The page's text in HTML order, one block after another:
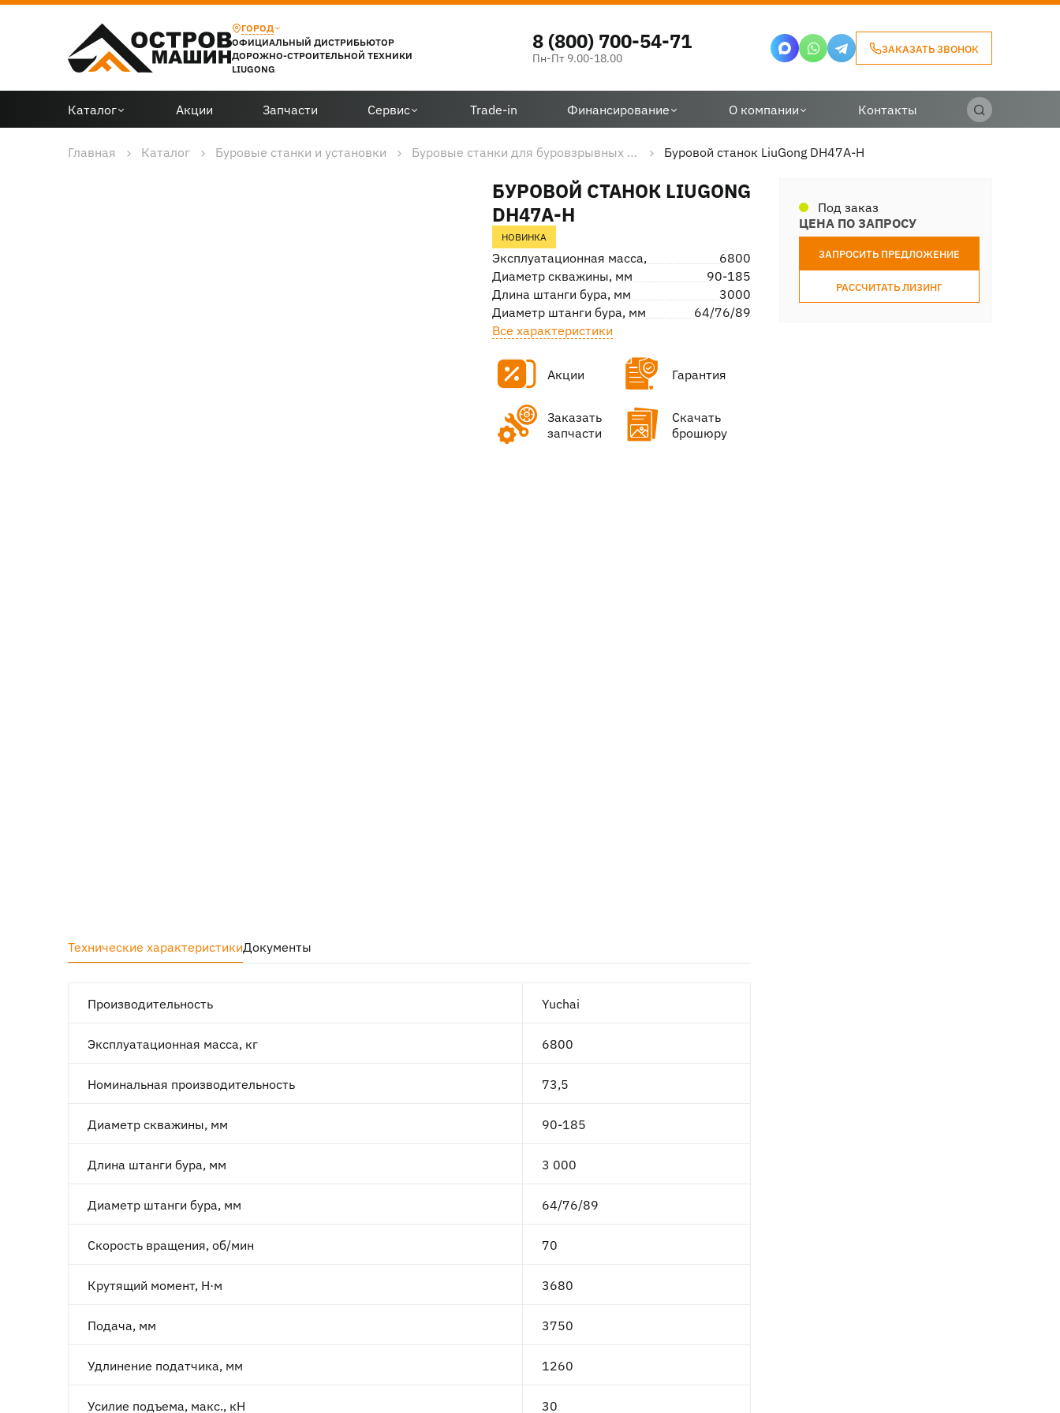
ГОРОД
ОФИЦИАЛЬНЫЙ ДИСТРИБЬЮТОР
ДОРОЖНО-СТРОИТЕЛЬНОЙ ТЕХНИКИ
LIUGONG
8 (800) 700-54-71
Пн-Пт 9.00-18.00
ЗАКАЗАТЬ ЗВОНОК
Каталог Акции Запчасти Сервис Trade-in Финансирование О компании Контакты
Главная Каталог Буровые станки и установки Буровые станки для буровзрывных работ Буровой станок LiuGong DH47A-H
БУРОВОЙ СТАНОК LIUGONG
DH47A-H
НОВИНКА
Эксплуатационная масса, кг
6800
Диаметр скважины, мм
90-185
Длина штанги бура, мм
3000
Диаметр штанги бура, мм
64/76/89
Все характеристики
Акции Гарантия
Заказать
запчасти
Скачать
брошюру
Технические характеристикиДокументы
Производительность Yuchai
Эксплуатационная масса, кг 6800
Номинальная производительность 73,5
Диаметр скважины, мм 90-185
Длина штанги бура, мм 3 000
Диаметр штанги бура, мм 64/76/89
Скорость вращения, об/мин 70
Крутящий момент, Н·м 3680
Подача, мм 3750
Удлинение податчика, мм 1260
Усилие подъема, макс., кН 30
Под заказ
ЦЕНА ПО ЗАПРОСУ
ЗАПРОСИТЬ ПРЕДЛОЖЕНИЕ
РАССЧИТАТЬ ЛИЗИНГ